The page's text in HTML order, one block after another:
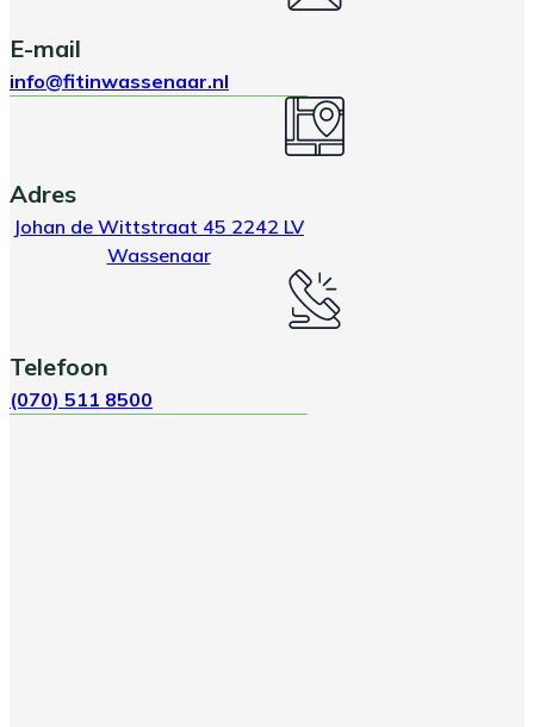
E-mail
info@fitinwassenaar.nl
Adres
Johan de Wittstraat 45 2242 LV
Wassenaar
Telefoon
(070) 511 8500